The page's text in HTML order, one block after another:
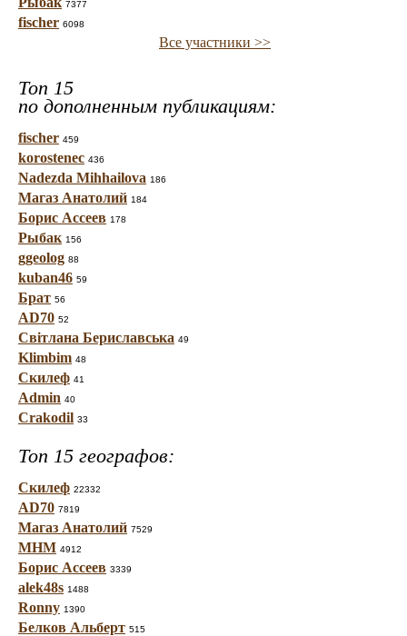
7377
fischer 6098
Все участники >>
Топ 15
по дополненным публикациям:
fischer 459
korostenec 436
Nadezda Mihhailova 186
Магаз Анатолий 184
Борис Ассеев 178
Рыбак 156
ggeolog 88
kuban46 59
Брат 56
AD70 52
Світлана Бериславська 49
Klimbim 48
Скилеф 41
Admin 40
Crakodil 33
Топ 15 географов:
Скилеф 22332
AD70 7819
Магаз Анатолий 7529
МНМ 4912
Борис Ассеев 3339
alek48s 1488
Ronny 1390
Белков Альберт 515